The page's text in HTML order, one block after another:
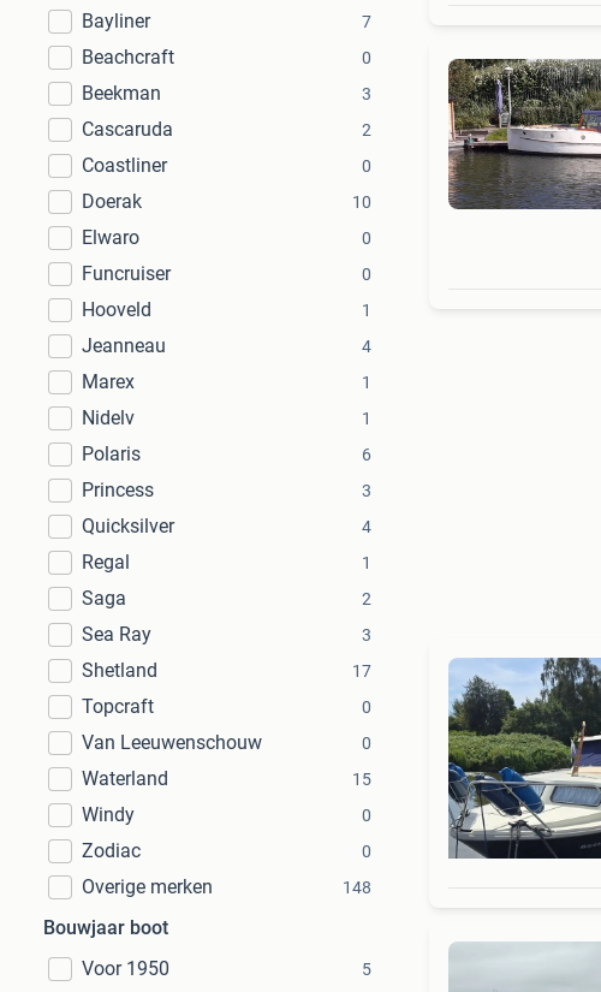
Bayliner 7
Beachcraft 0
Beekman 3
Cascaruda 2
Coastliner 0
Doerak 10
Elwaro 0
Funcruiser 0
Hooveld 1
Jeanneau 4
Marex 1
Nidelv 1
Polaris 6
Princess 3
Quicksilver 4
Regal 1
Saga 2
Sea Ray 3
Shetland 17
Topcraft 0
Van Leeuwenschouw 0
Waterland 15
Windy 0
Zodiac 0
Overige merken 148
Bouwjaar boot
Voor 1950
5